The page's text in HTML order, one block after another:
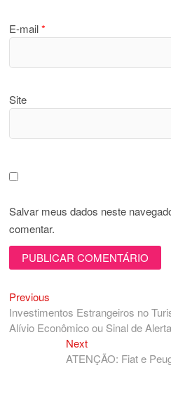
E-mail*
Site
Salvar meus dados neste
comentar.
Navegação
de
Previous
post:
Investimentos Estrangeiros no
Alívio Econômico ou Sinal de
NextNext
post:
ATENÇÃO: Fiat e